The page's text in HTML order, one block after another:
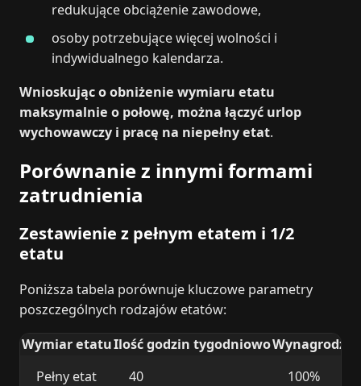
redukujące obciążenie zawodowe,
osoby potrzebujące więcej wolności i
indywidualnego kalendarza.
Wnioskując o obniżenie wymiaru etatu
maksymalnie o połowę, można łączyć urlop
wychowawczy i pracę na niepełny etat.
Porównanie z innymi formami
zatrudnienia
Zestawienie z pełnym etatem i 1/2
etatu
Poniższa tabela porównuje kluczowe parametry
poszczególnych rodzajów etatów:
Wymiar etatuIlość godzin tygodniowo
Pełny etat
40 100%